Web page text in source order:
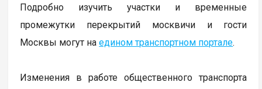
Подробно изучить участки и временные
промежутки перекрытий москвичи и гости
Москвы могут наедином транспортном портале.
Изменения в работе общественного транспорта